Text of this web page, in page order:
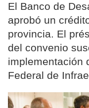
El Banco de
aprobó un
provincia. El
del convenio
implementación
Federal de